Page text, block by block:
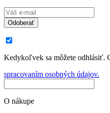
Odoberať
Kedykoľvek sa môžete odhlásiť.
spracovaním osobných údajov.
O nákupe